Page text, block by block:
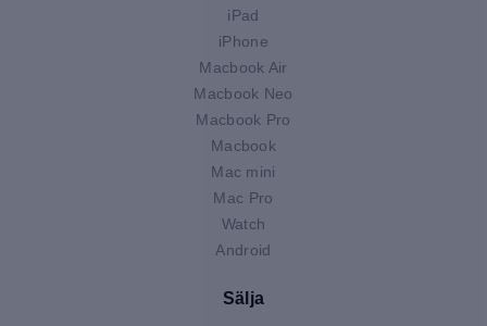
iPad
iPhone
Macbook Air
Macbook Neo
Macbook Pro
Macbook
Mac mini
Mac Pro
Watch
Android
Sälja